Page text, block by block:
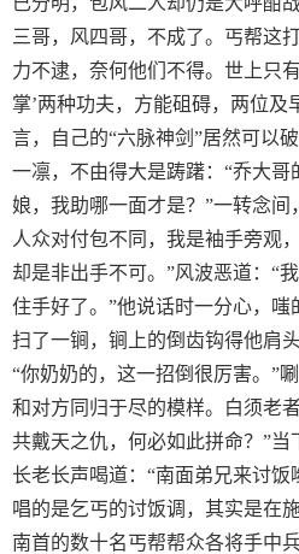
三哥，风四哥，不成了。丐帮这
力不逮，奈何他们不得。世上只
掌’两种功夫，方能砠碍，两位及
言，自己的“六脉神剑”居然可以
一凛，不由得大是踌躇：“乔大
娘，我助哪一面才是？”一转念间
人众对付包不同，我是袖手旁观
却是非出手不可。”风波恶道：“
住手好了。”他说话时一分心，
扫了一锏，锏上的倒齿钩得他肩
“你奶奶的，这一招倒很厉害。”
和对方同归于尽的模样。白须老
共戴天之仇，何必如此拼命？”
长老长声喝道：“南面弟兄来讨
唱的是乞丐的讨饭调，其实是在
南首的数十名丐帮帮众各将手中